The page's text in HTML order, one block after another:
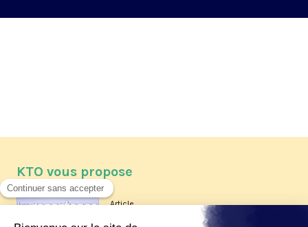
KTO vous propose
Article
Les reportages d'été 2026 de KTO